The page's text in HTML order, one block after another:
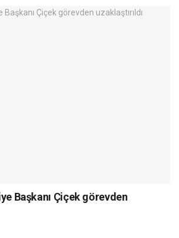
Başkanı Çiçek görevden